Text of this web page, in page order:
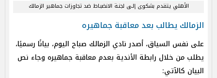
الأهلي يتقدم بشكوى إلـى لجنـة الانضبـاط ضد تجاوزات جماهير الزمالك
الزمالك يطالب بعد معاقبة جماهيره
على نفس السياق، أصدر نادي الزمالك صباح اليوم، بيانًا رسميًا،
يطلب من خلال رابطة الأندية بعدم معاقبة جماهيره وجاء نص
البيان كالآتي: